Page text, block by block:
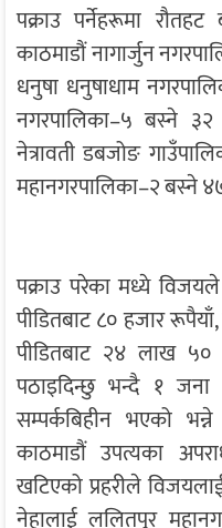
पक्राउ पर्नेहरूमा
काठमाडौं नागार्जुन
धनुषा धनुषाधाम
नगरपालिका–५ बस्ने ३२
नेत्रावती डबजोङ
महानगरपालिका–२ बस्ने
पक्राउ परेका मध्ये
पीडितबाट ८० हजार
पीडितबाट २४ लाख
पठाइदिन्छु भन्दै १
सम्पर्कबिहीन भएको
काठमाडौं उपत्यका
खटिएको प्रहरीले
नेहालाई ललितपुर